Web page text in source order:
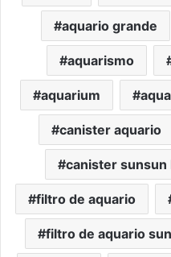
aquario grande
aquarismo
aquarium
canister aquario
canister
filtro de aquario
filtro de aquario